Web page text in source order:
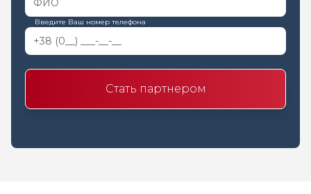
Введите Ваш номер телефона
Стать партнером